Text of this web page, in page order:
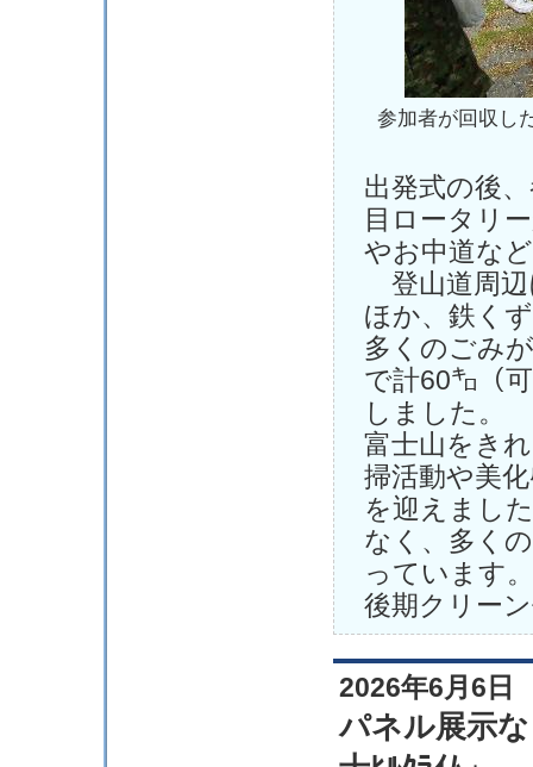
参加者が回収し
出発式の後
目ロータリ
やお中道な
登山道周辺
ほか、鉄く
多くのごみ
で計60㌔（
しました。
富士山をき
掃活動や美
を迎えまし
なく、多く
っています。
後期クリー
2026年6月6日
パネル展示